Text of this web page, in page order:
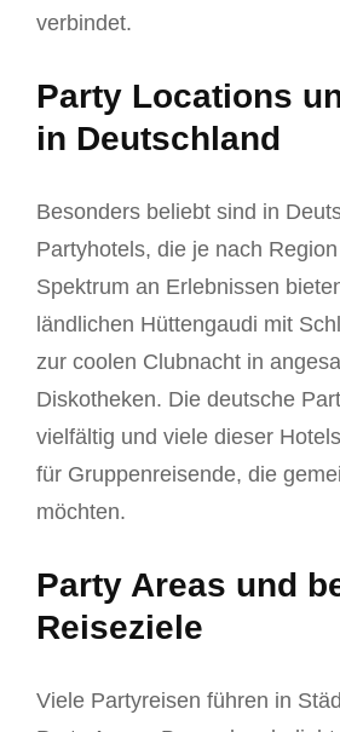
verbindet.
Party Locations
in Deutschland
Besonders beliebt sind in
Partyhotels, die je nach
Spektrum an Erlebnissen
ländlichen Hüttengaudi mit
zur coolen Clubnacht in
Diskotheken. Die deutsche
vielfältig und viele dieser
für Gruppenreisende, die
möchten.
Party Areas und
Reiseziele
Viele Partyreisen führen in